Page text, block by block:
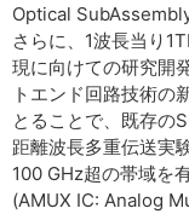
Optical
さらに、1波長当り
現に向けての研究開
トエンド回路技術の
とることで、既存の
距離波長多重伝送実
100 GHz超の帯域を
(AMUX IC: Analog